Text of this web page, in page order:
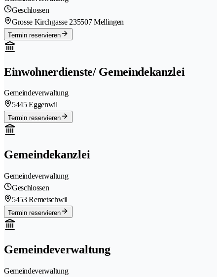
Geschlossen
Grosse Kirchgasse 235507 Mellingen
Termin reservieren
Einwohnerdienste/ Gemeindekanzlei
Gemeindeverwaltung
5445 Eggenwil
Termin reservieren
Gemeindekanzlei
Gemeindeverwaltung
Geschlossen
5453 Remetschwil
Termin reservieren
Gemeindeverwaltung
Gemeindeverwaltung